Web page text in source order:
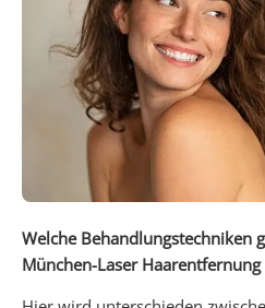
Welche Behandlungstechniken
München-Laser